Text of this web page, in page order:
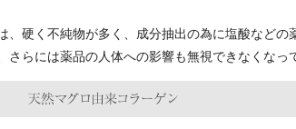
、硬く不純物が多く、成分抽出の為に塩酸など
らには薬品の人体への影響も無視できなくなっ